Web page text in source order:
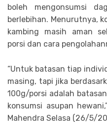
boleh mengonsumsi
berlebihan. Menurutnya,
kambing masih aman
porsi dan cara
“Untuk batasan tiap
masing, tapi jika
100g/porsi adalah
konsumsi asupan
Mahendra Selasa (26/5/